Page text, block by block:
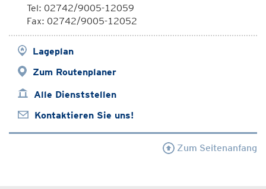
Tel: 02742/9005-12059
Fax: 02742/9005-12052
Lageplan
Zum Routenplaner
Alle Dienststellen
Kontaktieren Sie uns!
Zum Seitenanfang